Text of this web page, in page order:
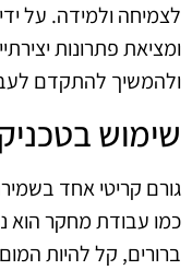
לצמיחה ולמידה. על
ומציאת פתרונות
ולהמשיך להתקדם
שימוש
גורם קריטי אחד
כמו עבודת מחקר הוא
ברורים, קל להיות